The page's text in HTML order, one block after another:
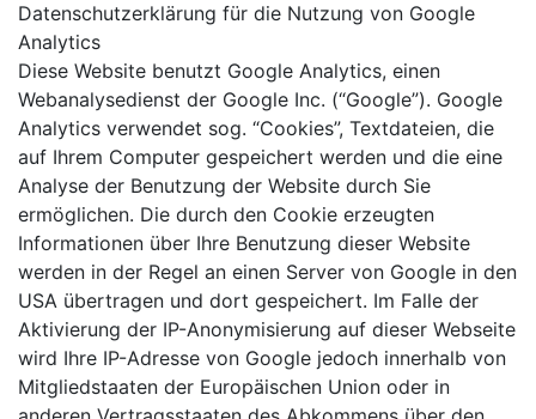
Datenschutzerklärung für die Nutzung von Google
Analytics
Diese Website benutzt Google Analytics, einen
Webanalysedienst der Google Inc. (“Google”). Google
Analytics verwendet sog. “Cookies”, Textdateien, die
auf Ihrem Computer gespeichert werden und die eine
Analyse der Benutzung der Website durch Sie
ermöglichen. Die durch den Cookie erzeugten
Informationen über Ihre Benutzung dieser Website
werden in der Regel an einen Server von Google in den
USA übertragen und dort gespeichert. Im Falle der
Aktivierung der IP-Anonymisierung auf dieser Webseite
wird Ihre IP-Adresse von Google jedoch innerhalb von
Mitgliedstaaten der Europäischen Union oder in